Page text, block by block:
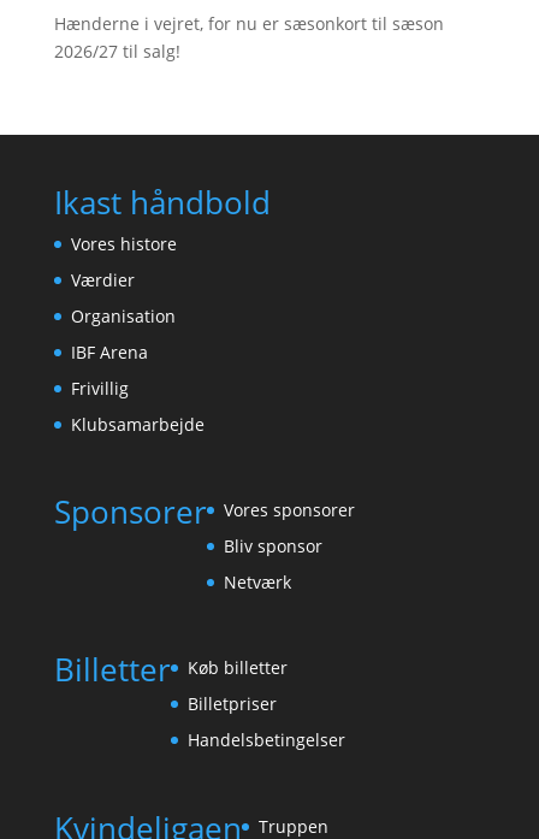
Hænderne i vejret, for nu er sæsonkort til sæson
2026/27 til salg!
Ikast håndbold
Vores histore
Værdier
Organisation
IBF Arena
Frivillig
Klubsamarbejde
Sponsorer
Vores sponsorer
Bliv sponsor
Netværk
Billetter
Køb billetter
Billetpriser
Handelsbetingelser
Kvindeligaen Truppen